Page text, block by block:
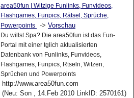
area50fun | Witzige Funlinks, Funvideos,
Flashgames, Funpics, Rätsel, Sprüche,
Powerpoints
-> Vorschau
Du willst Spa? Die area50fun ist das Fun-
Portal mit einer tglich aktualisierten
Datenbank von Funlinks, Funvideos,
Flashgames, Funpics, Rtseln, Witzen,
Sprüchen und Powerpoints
http://www.area50fun.com
(Neu: Son , 14.Feb 2010 LinkID: 2570161)